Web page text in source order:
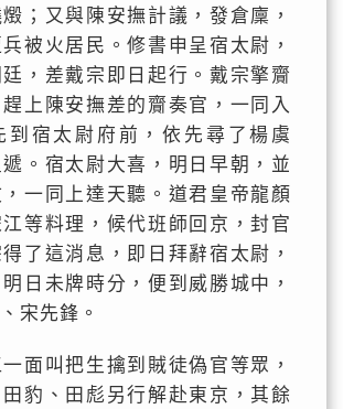
；又與陳安撫計議，發倉廩，
被火居民。修書申呈宿太尉，
，差戴宗即日起行。戴宗擎齎
上陳安撫差的齎奏官，一同入
到宿太尉府前，依先尋了楊虞
。宿太尉大喜，明日早朝，並
一同上達天聽。道君皇帝龍顏
等料理，候代班師回京，封官
了這消息，即日拜辭宿太尉，
日未牌時分，便到威勝城中，
宋先鋒。
面叫把生擒到賊徒偽官等眾，
豹、田彪另行解赴東京，其餘